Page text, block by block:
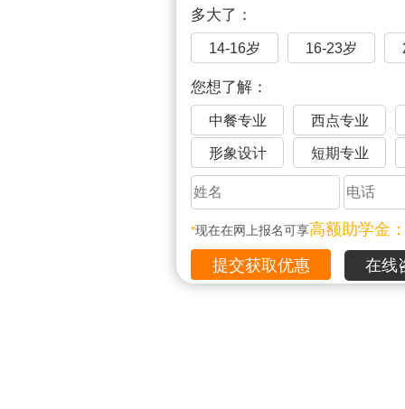
多大了：
14-16岁 16-23岁
您想了解：
中餐专业 西点专业
形象设计 短期专业
*现在在网上报名可享高额助学金
在线